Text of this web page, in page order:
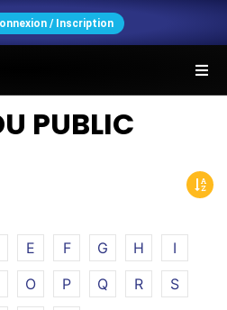
/ Inscription
PUBLIC
E F G H
I
O P Q R
S